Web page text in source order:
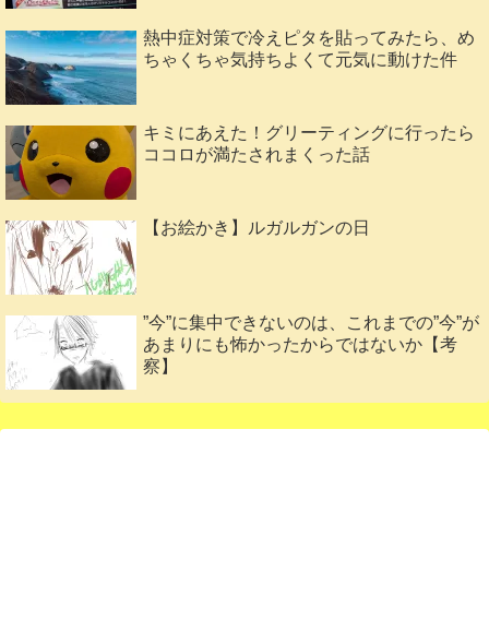
熱中症対策で冷えピタを貼ってみたら、め
ちゃくちゃ気持ちよくて元気に動けた件
キミにあえた！グリーティングに行ったら
ココロが満たされまくった話
【お絵かき】ルガルガンの日
”今”に集中できないのは、これまでの”今”が
あまりにも怖かったからではないか【考
察】